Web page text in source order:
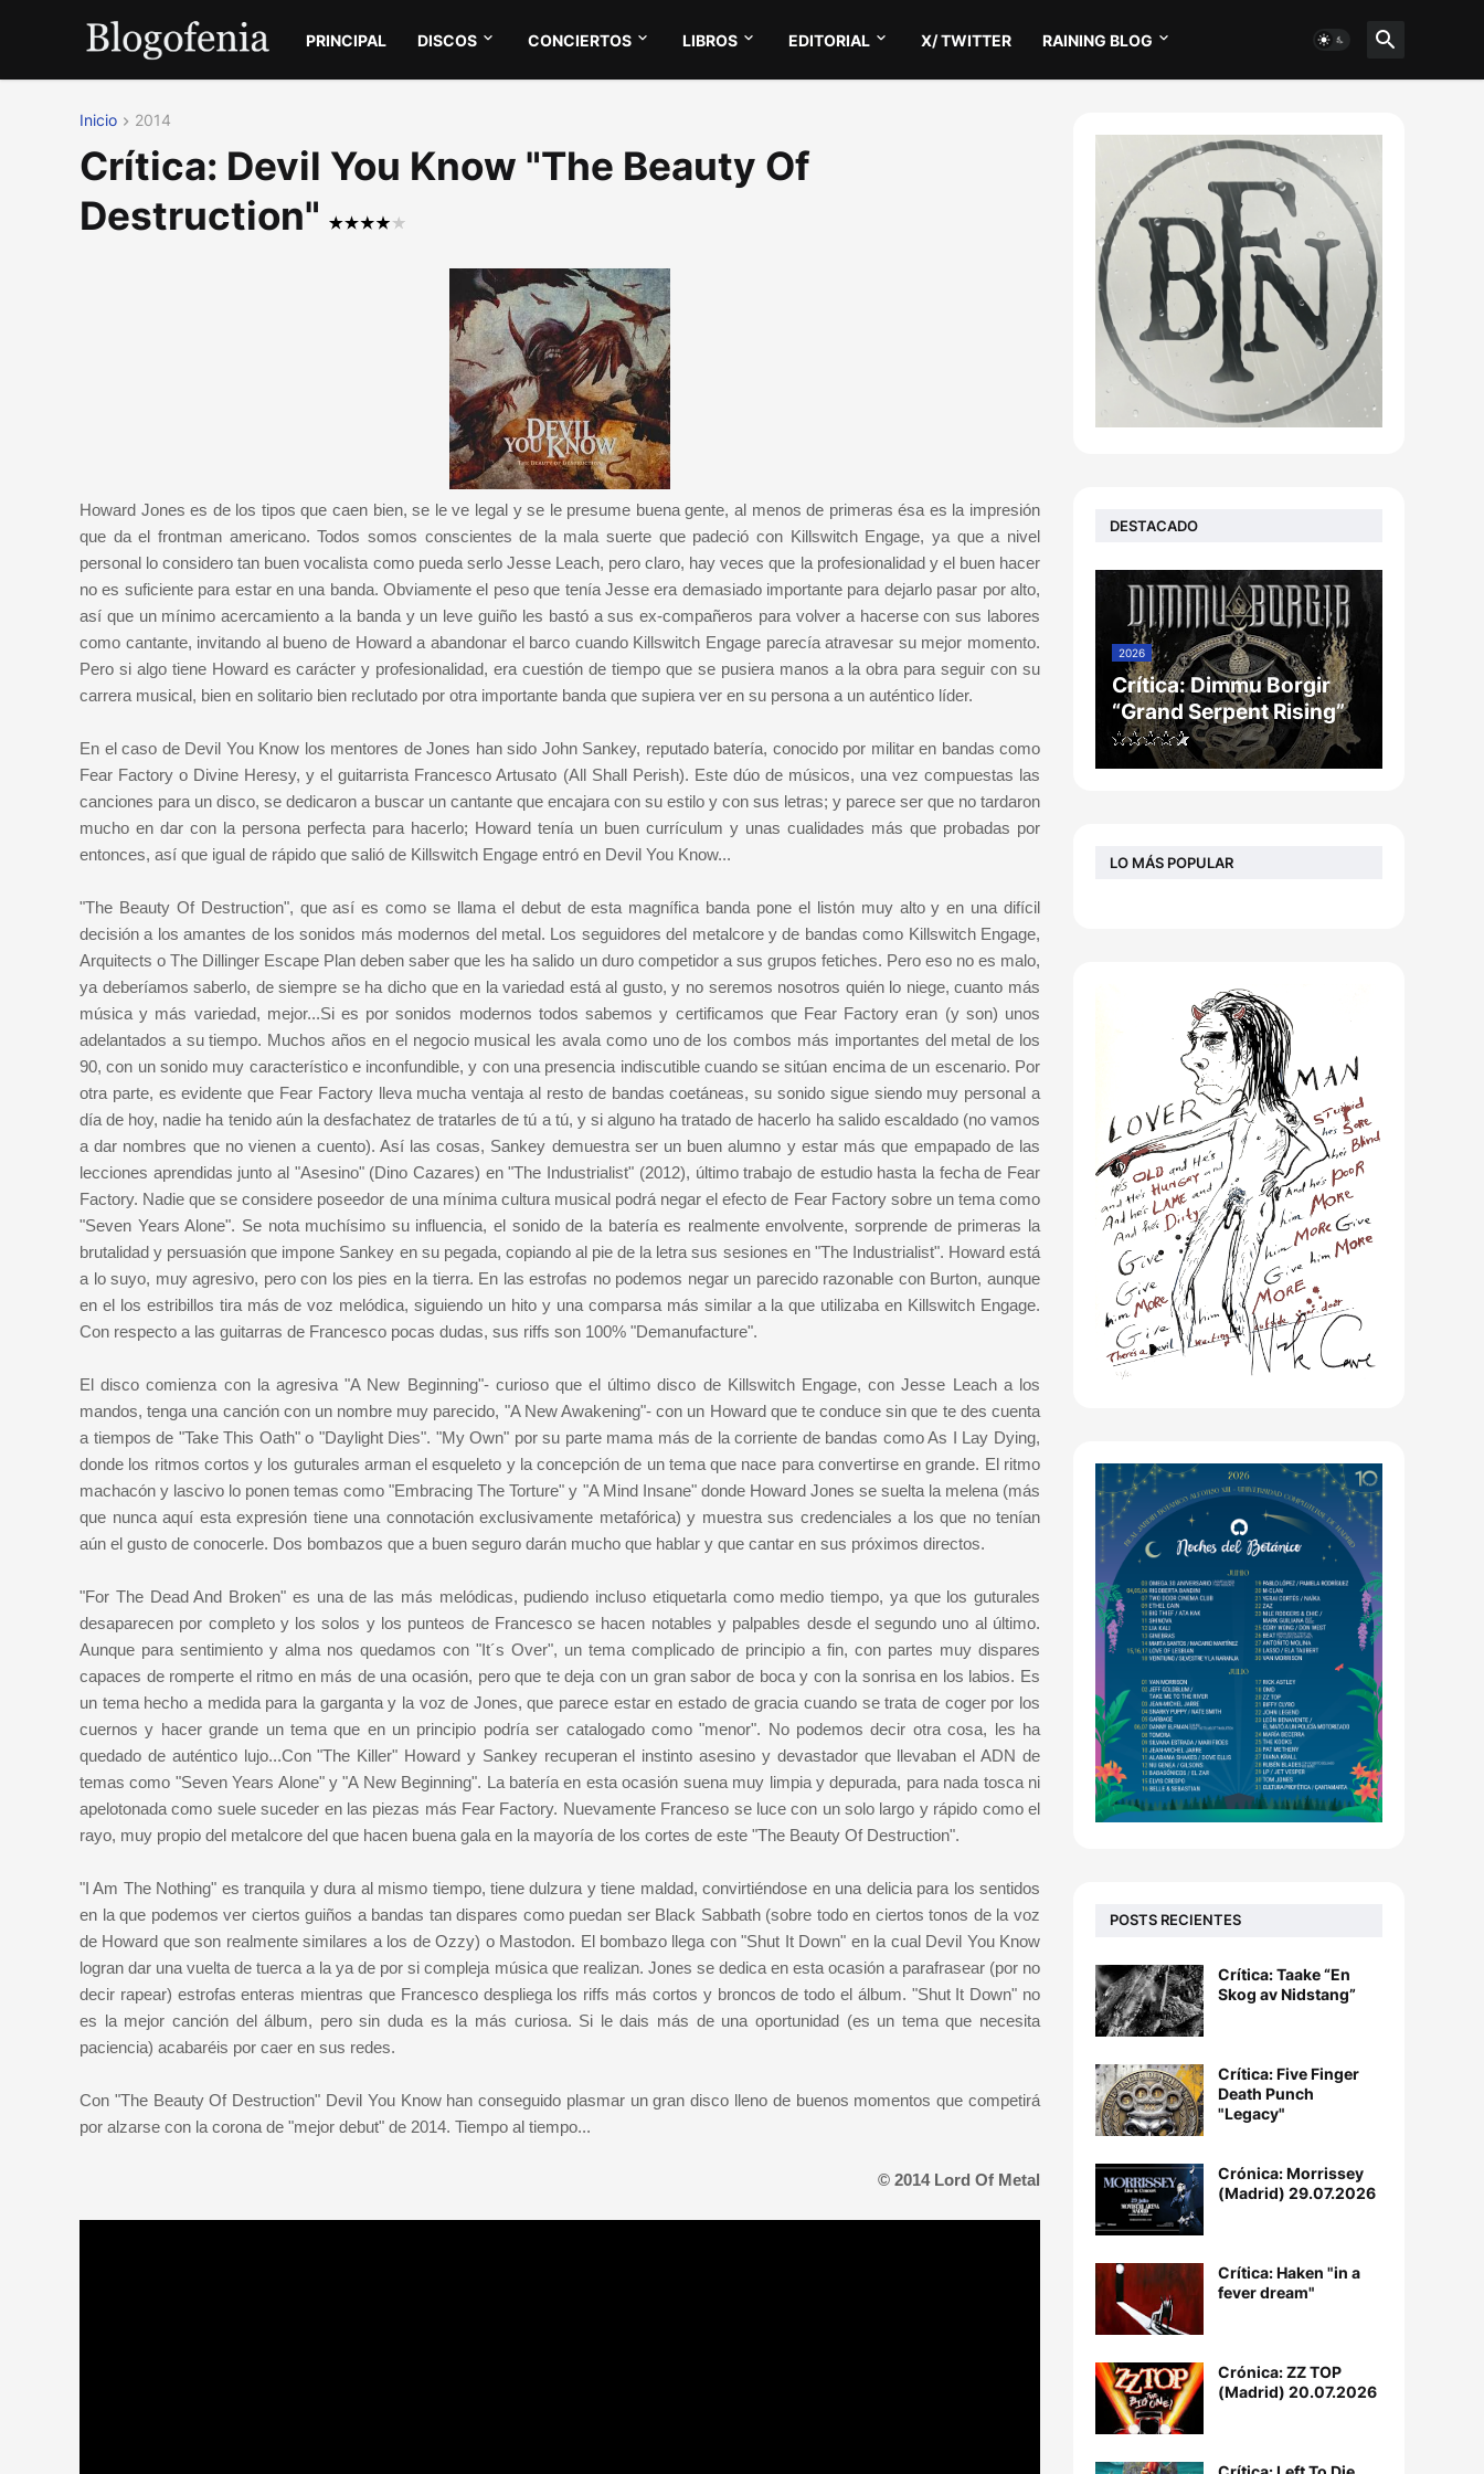
PRINCIPAL DISCOS CONCIERTOS LIBROS EDITORIAL X/ TWITTER RAINING BLOG
Inicio 2014
Crítica: Devil You Know "The Beauty Of
Destruction"
Howard Jones es de los tipos que caen bien, se le ve legal y se le presume buena gente, al menos de primeras ésa es la impresión
que da el frontman americano. Todos somos conscientes de la mala suerte que padeció con Killswitch Engage, ya que a nivel
personal lo considero tan buen vocalista como pueda serlo Jesse Leach, pero claro, hay veces que la profesionalidad y el buen hacer
no es suficiente para estar en una banda. Obviamente el peso que tenía Jesse era demasiado importante para dejarlo pasar por alto,
así que un mínimo acercamiento a la banda y un leve guiño les bastó a sus ex-compañeros para volver a hacerse con sus labores
como cantante, invitando al bueno de Howard a abandonar el barco cuando Killswitch Engage parecía atravesar su mejor momento.
Pero si algo tiene Howard es carácter y profesionalidad, era cuestión de tiempo que se pusiera manos a la obra para seguir con su
carrera musical, bien en solitario bien reclutado por otra importante banda que supiera ver en su persona a un auténtico líder.
En el caso de Devil You Know los mentores de Jones han sido John Sankey, reputado batería, conocido por militar en bandas como
Fear Factory o Divine Heresy, y el guitarrista Francesco Artusato (All Shall Perish). Este dúo de músicos, una vez compuestas las
canciones para un disco, se dedicaron a buscar un cantante que encajara con su estilo y con sus letras; y parece ser que no tardaron
mucho en dar con la persona perfecta para hacerlo; Howard tenía un buen currículum y unas cualidades más que probadas por
entonces, así que igual de rápido que salió de Killswitch Engage entró en Devil You Know...
"The Beauty Of Destruction", que así es como se llama el debut de esta magnífica banda pone el listón muy alto y en una difícil
decisión a los amantes de los sonidos más modernos del metal. Los seguidores del metalcore y de bandas como Killswitch Engage,
Arquitects o The Dillinger Escape Plan deben saber que les ha salido un duro competidor a sus grupos fetiches. Pero eso no es malo,
ya deberíamos saberlo, de siempre se ha dicho que en la variedad está al gusto, y no seremos nosotros quién lo niege, cuanto más
música y más variedad, mejor...Si es por sonidos modernos todos sabemos y certificamos que Fear Factory eran (y son) unos
adelantados a su tiempo. Muchos años en el negocio musical les avala como uno de los combos más importantes del metal de los
90, con un sonido muy característico e inconfundible, y con una presencia indiscutible cuando se sitúan encima de un escenario. Por
otra parte, es evidente que Fear Factory lleva mucha ventaja al resto de bandas coetáneas, su sonido sigue siendo muy personal a
día de hoy, nadie ha tenido aún la desfachatez de tratarles de tú a tú, y si alguno ha tratado de hacerlo ha salido escaldado (no vamos
a dar nombres que no vienen a cuento). Así las cosas, Sankey demuestra ser un buen alumno y estar más que empapado de las
lecciones aprendidas junto al "Asesino" (Dino Cazares) en "The Industrialist" (2012), último trabajo de estudio hasta la fecha de Fear
Factory. Nadie que se considere poseedor de una mínima cultura musical podrá negar el efecto de Fear Factory sobre un tema como
"Seven Years Alone". Se nota muchísimo su influencia, el sonido de la batería es realmente envolvente, sorprende de primeras la
brutalidad y persuasión que impone Sankey en su pegada, copiando al pie de la letra sus sesiones en "The Industrialist". Howard está
a lo suyo, muy agresivo, pero con los pies en la tierra. En las estrofas no podemos negar un parecido razonable con Burton, aunque
en el los estribillos tira más de voz melódica, siguiendo un hito y una comparsa más similar a la que utilizaba en Killswitch Engage.
Con respecto a las guitarras de Francesco pocas dudas, sus riffs son 100% "Demanufacture".
El disco comienza con la agresiva "A New Beginning"- curioso que el último disco de Killswitch Engage, con Jesse Leach a los
mandos, tenga una canción con un nombre muy parecido, "A New Awakening"- con un Howard que te conduce sin que te des cuenta
a tiempos de "Take This Oath" o "Daylight Dies". "My Own" por su parte mama más de la corriente de bandas como As I Lay Dying,
donde los ritmos cortos y los guturales arman el esqueleto y la concepción de un tema que nace para convertirse en grande. El ritmo
machacón y lascivo lo ponen temas como "Embracing The Torture" y "A Mind Insane" donde Howard Jones se suelta la melena (más
que nunca aquí esta expresión tiene una connotación exclusivamente metafórica) y muestra sus credenciales a los que no tenían
aún el gusto de conocerle. Dos bombazos que a buen seguro darán mucho que hablar y que cantar en sus próximos directos.
"For The Dead And Broken" es una de las más melódicas, pudiendo incluso etiquetarla como medio tiempo, ya que los guturales
desaparecen por completo y los solos y los punteos de Francesco se hacen notables y palpables desde el segundo uno al último.
Aunque para sentimiento y alma nos quedamos con "It´s Over", un tema complicado de principio a fin, con partes muy dispares
capaces de romperte el ritmo en más de una ocasión, pero que te deja con un gran sabor de boca y con la sonrisa en los labios. Es
un tema hecho a medida para la garganta y la voz de Jones, que parece estar en estado de gracia cuando se trata de coger por los
cuernos y hacer grande un tema que en un principio podría ser catalogado como "menor". No podemos decir otra cosa, les ha
quedado de auténtico lujo...Con "The Killer" Howard y Sankey recuperan el instinto asesino y devastador que llevaban el ADN de
temas como "Seven Years Alone" y "A New Beginning". La batería en esta ocasión suena muy limpia y depurada, para nada tosca ni
apelotonada como suele suceder en las piezas más Fear Factory. Nuevamente Franceso se luce con un solo largo y rápido como el
rayo, muy propio del metalcore del que hacen buena gala en la mayoría de los cortes de este "The Beauty Of Destruction".
"I Am The Nothing" es tranquila y dura al mismo tiempo, tiene dulzura y tiene maldad, convirtiéndose en una delicia para los sentidos
en la que podemos ver ciertos guiños a bandas tan dispares como puedan ser Black Sabbath (sobre todo en ciertos tonos de la voz
de Howard que son realmente similares a los de Ozzy) o Mastodon. El bombazo llega con "Shut It Down" en la cual Devil You Know
logran dar una vuelta de tuerca a la ya de por si compleja música que realizan. Jones se dedica en esta ocasión a parafrasear (por no
decir rapear) estrofas enteras mientras que Francesco despliega los riffs más cortos y broncos de todo el álbum. "Shut It Down" no
es la mejor canción del álbum, pero sin duda es la más curiosa. Si le dais más de una oportunidad (es un tema que necesita
paciencia) acabaréis por caer en sus redes.
Con "The Beauty Of Destruction" Devil You Know han conseguido plasmar un gran disco lleno de buenos momentos que competirá
por alzarse con la corona de "mejor debut" de 2014. Tiempo al tiempo...
© 2014 Lord Of Metal
DESTACADO
2026
Crítica: Dimmu Borgir
“Grand Serpent Rising”
LO MÁS POPULAR
POSTS RECIENTES
Crítica: Taake “En
Skog av Nidstang”
Crítica: Five Finger
Death Punch
"Legacy"
Crónica: Morrissey
(Madrid) 29.07.2026
Crítica: Haken "in a
fever dream"
Crónica: ZZ TOP
(Madrid) 20.07.2026